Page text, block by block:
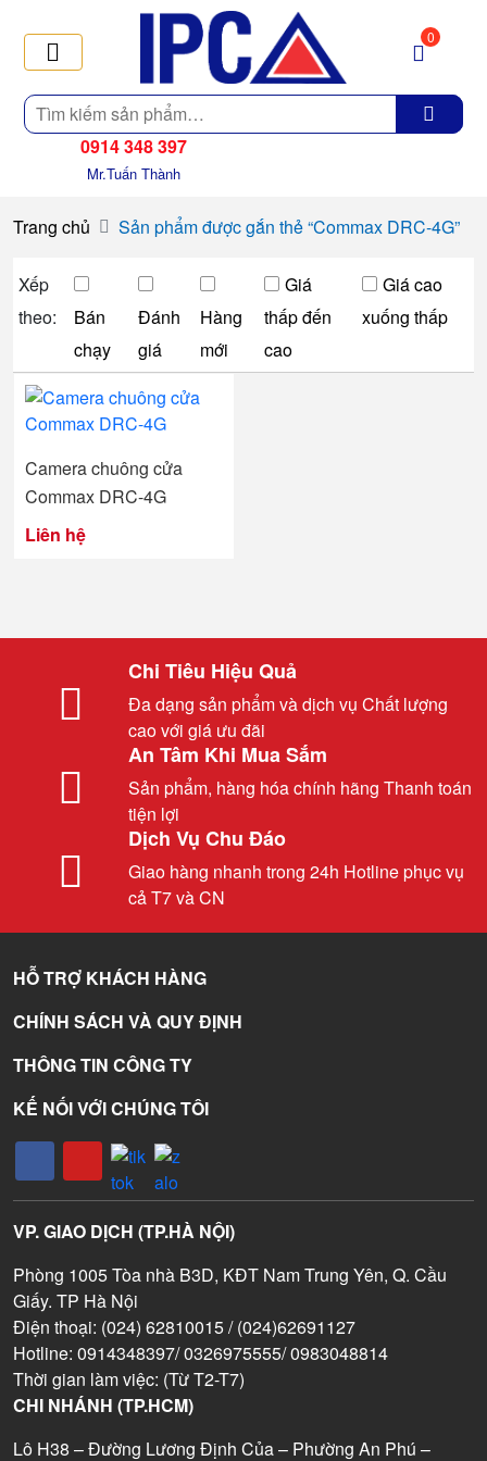
Tìm
kiếm
0
0914 348 397
Mr.Tuấn Thành
Trang chủ Sản phẩm được gắn thẻ “Commax DRC-4G”
Xếp
theo:
Bán
chạy
Đánh
giá
Hàng
mới
Giá
thấp đến
cao
Giá cao
xuống thấp
Camera chuông cửa
Commax DRC-4G
Liên hệ
Chi Tiêu Hiệu Quả
Đa dạng sản phẩm và dịch vụ Chất lượng
cao với giá ưu đãi
An Tâm Khi Mua Sắm
Sản phẩm, hàng hóa chính hãng Thanh toán
tiện lợi
Dịch Vụ Chu Đáo
Giao hàng nhanh trong 24h Hotline phục vụ
cả T7 và CN
HỖ TRỢ KHÁCH HÀNG
CHÍNH SÁCH VÀ QUY ĐỊNH
THÔNG TIN CÔNG TY
KẾ NỐI VỚI CHÚNG TÔI
VP. GIAO DỊCH (TP.HÀ NỘI)
Phòng 1005 Tòa nhà B3D, KĐT Nam Trung Yên, Q. Cầu
Giấy. TP Hà Nội
Điện thoại: (024) 62810015 / (024)62691127
Hotline: 0914348397/ 0326975555/ 0983048814
Thời gian làm việc: (Từ T2-T7)
CHI NHÁNH (TP.HCM)
Lô H38 – Đường Lương Định Của – Phường An Phú –